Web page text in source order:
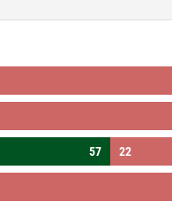
57 22